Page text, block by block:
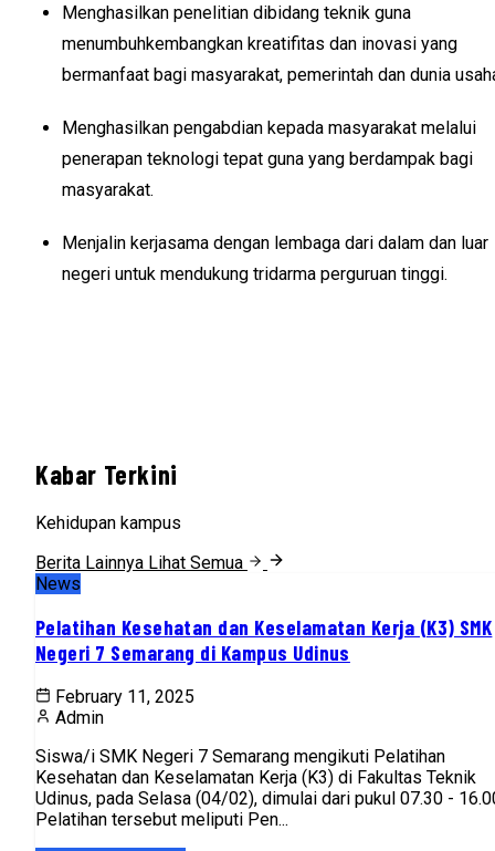
Menghasilkan penelitian dibidang teknik guna
menumbuhkembangkan kreatifitas dan inovasi yang
bermanfaat bagi masyarakat, pemerintah dan dunia
Menghasilkan pengabdian kepada masyarakat melalui
penerapan teknologi tepat guna yang berdampak bagi
masyarakat.
Menjalin kerjasama dengan lembaga dari dalam dan luar
negeri untuk mendukung tridarma perguruan tinggi.
Kabar Terkini
Kehidupan kampus
Berita Lainnya Lihat Semua
News
Pelatihan Kesehatan dan Keselamatan Kerja (K3) SMK
Negeri 7 Semarang di Kampus Udinus
February 11, 2025
Admin
Siswa/i SMK Negeri 7 Semarang mengikuti Pelatihan
Kesehatan dan Keselamatan Kerja (K3) di Fakultas Teknik
Udinus, pada Selasa (04/02), dimulai dari pukul 07.30 -
Pelatihan tersebut meliputi Pen...